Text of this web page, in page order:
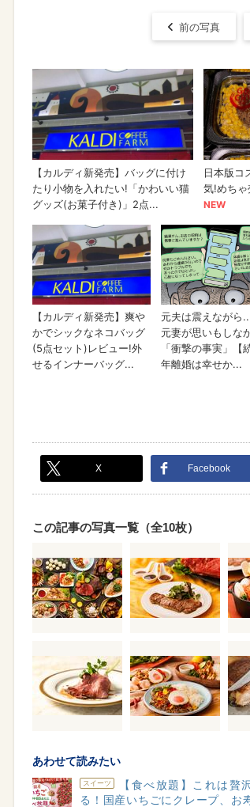
前の写真
X Facebook
この記事の写真一覧（全10枚）
あわせて読みたい
スイーツ
【食べ放題】これは贅
る！国産いちごにクレープ、お